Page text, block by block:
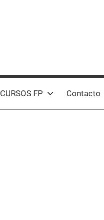
CURSOS FP Contacto